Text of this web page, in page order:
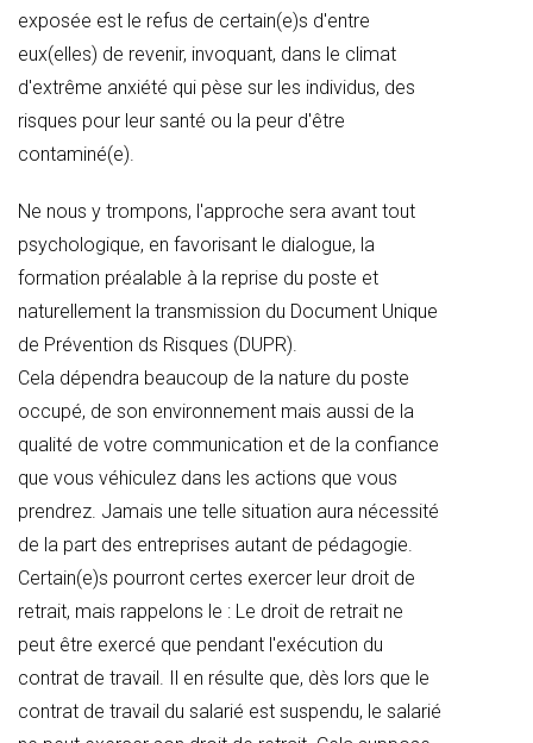
exposée est le refus de certain(e)s d'entre
eux(elles) de revenir, invoquant, dans le climat
d'extrême anxiété qui pèse sur les individus, des
risques pour leur santé ou la peur d'être
contaminé(e).
Ne nous y trompons, l'approche sera avant tout
psychologique, en favorisant le dialogue, la
formation préalable à la reprise du poste et
naturellement la transmission du Document Unique
de Prévention ds Risques (DUPR).
Cela dépendra beaucoup de la nature du poste
occupé, de son environnement mais aussi de la
qualité de votre communication et de la confiance
que vous véhiculez dans les actions que vous
prendrez. Jamais une telle situation aura nécessité
de la part des entreprises autant de pédagogie.
Certain(e)s pourront certes exercer leur droit de
retrait, mais rappelons le : Le droit de retrait ne
peut être exercé que pendant l'exécution du
contrat de travail. Il en résulte que, dès lors que le
contrat de travail du salarié est suspendu, le salarié